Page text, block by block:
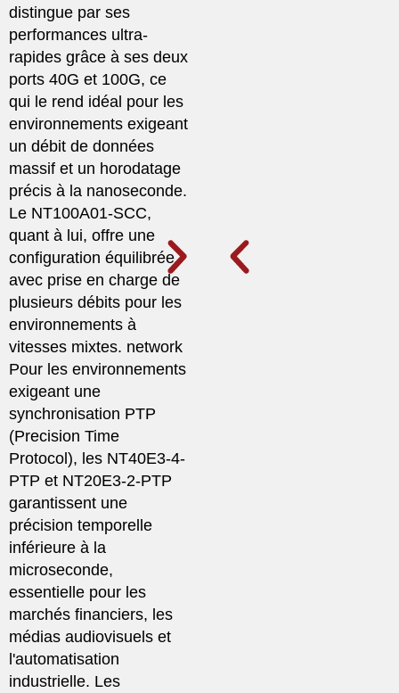
distingue par ses
performances ultra-
rapides grâce à ses deux
ports 40G et 100G, ce
qui le rend idéal pour les
environnements exigeant
un débit de données
massif et un horodatage
précis à la nanoseconde.
Le NT100A01-SCC,
quant à lui, offre une
configuration équilibrée
avec prise en charge de
plusieurs débits pour les
environnements à
vitesses mixtes. network
Pour les environnements
exigeant une
synchronisation PTP
(Precision Time
Protocol), les NT40E3-4-
PTP et NT20E3-2-PTP
garantissent une
précision temporelle
inférieure à la
microseconde,
essentielle pour les
marchés financiers, les
médias audiovisuels et
l'automatisation
industrielle. Les